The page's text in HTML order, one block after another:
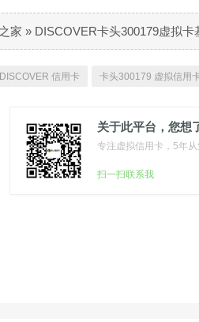
家 » DISCOVER卡头300179虚拟卡
DISCOVER 信用卡 卡头300179 虚拟信用
关于此平台，您想
专注虚拟信用卡，5年
扫一扫联系我